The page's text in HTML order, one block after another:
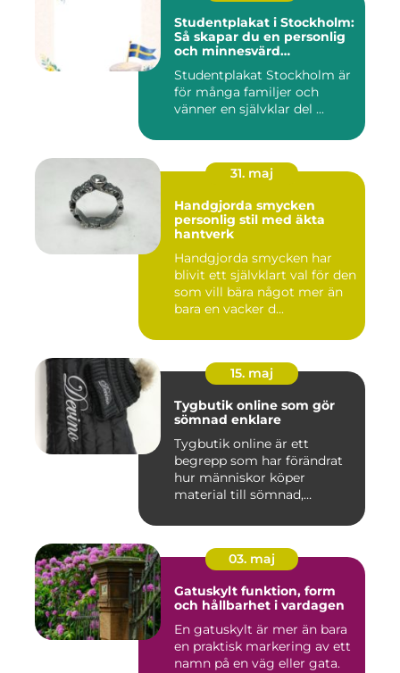
Studentplakat i Stockholm:
Så skapar du en personlig
och minnesvärd
Studentplakat Stockholm är
för många familjer och
vänner en självklar del ...
31. maj
Handgjorda smycken
personlig stil med äkta
hantverk
Handgjorda smycken har
blivit ett självklart val för den
som vill bära något mer än
bara en vacker d...
15. maj
Tygbutik online som gör
sömnad enklare
Tygbutik online är ett
begrepp som har förändrat
hur människor köper
material till sömnad,
03. maj
Gatuskylt funktion, form
och hållbarhet i vardagen
En gatuskylt är mer än bara
en praktisk markering av ett
namn på en väg eller gata.